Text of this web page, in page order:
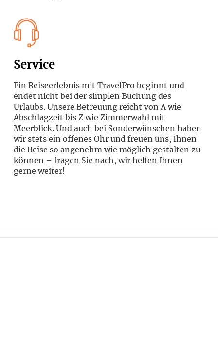
Service
Ein Reiseerlebnis mit TravelPro beginnt und
endet nicht bei der simplen Buchung des
Urlaubs. Unsere Betreuung reicht von A wie
Abschlagzeit bis Z wie Zimmerwahl mit
Meerblick. Und auch bei Sonderwünschen haben
wir stets ein offenes Ohr und freuen uns, Ihnen
die Reise so angenehm wie möglich gestalten zu
können – fragen Sie nach, wir helfen Ihnen
gerne weiter!